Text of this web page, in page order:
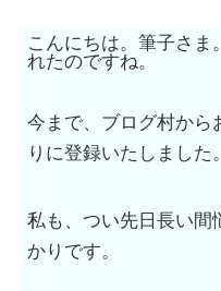
こんにちは。筆子さま
れたのですね。
今まで、ブログ村から
りに登録いたしました。
私も、つい先日長い間
かりです。